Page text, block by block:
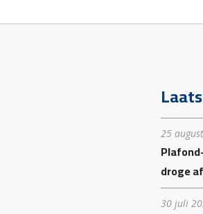
25
droge
30 juli